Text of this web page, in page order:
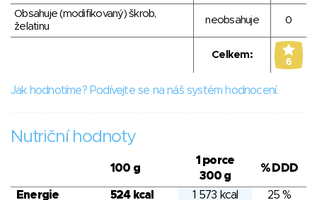
Obsahuje (modifikovaný) škrob,
želatinu
neobsahuje 0
Celkem:
6
Jak hodnotíme? Podívejte se na náš systém hodnocení.
Nutriční hodnoty
100 g
1 porce
300 g
% DDD
Energie 524 kcal 1 573 kcal
25 %